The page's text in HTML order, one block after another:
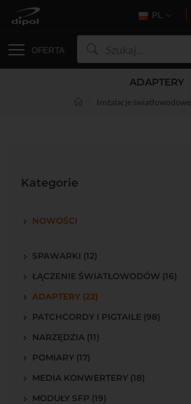
PL
OFERTA
ADAPTERY
Instalacje światłowodowe
Kategorie
NOWOŚCI
SPAWARKI (12)
ŁĄCZENIE ŚWIATŁOWODÓW (16)
ADAPTERY (22)
PATCHCORDY I PIGTAILE (98)
NARZĘDZIA (11)
POMIARY (17)
MEDIA KONWERTERY (18)
MODUŁY SFP (19)